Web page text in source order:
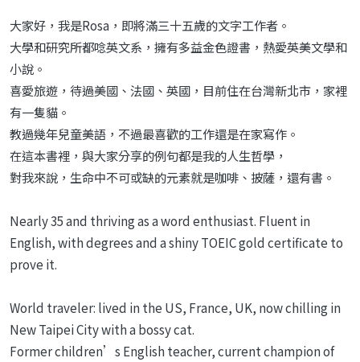
大家好，我是Rosa，即將滿三十五歲的文字工作者。
大學和研究所都唸英文系，擁有多益金色證書，熱愛英美文學和
小說。
喜愛旅遊，待過美國、法國、英國，目前住在台灣新北市，家裡
有一隻貓。
教過幾年兒童美語，不過最喜歡的工作還是在家寫作。
在這本書裡，與大家分享的例句都是我的人生哲學，
對我來說，生命中不可或缺的元素就是咖啡、披薩，還有書。
Nearly 35 and thriving as a word enthusiast. Fluent in
English, with degrees and a shiny TOEIC gold certificate to
prove it.
World traveler: lived in the US, France, UK, now chilling in
New Taipei City with a bossy cat.
Former children’s English teacher, current champion of